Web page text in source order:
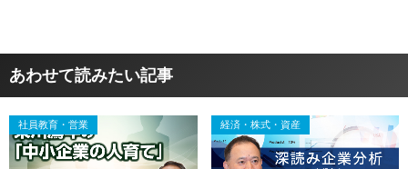
あわせて読みたい記事
社員教育・営業 経済・株式・資産